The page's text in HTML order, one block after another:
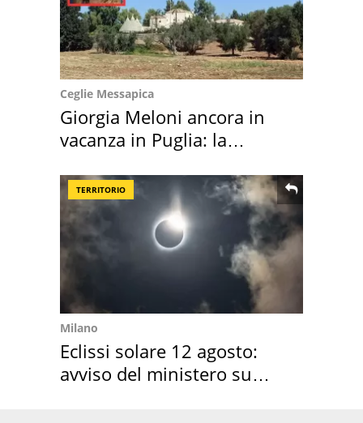
Ceglie Messapica
Giorgia Meloni ancora in
vacanza in Puglia: la
TERRITORIO
Milano
Eclissi solare 12 agosto:
avviso del ministero su